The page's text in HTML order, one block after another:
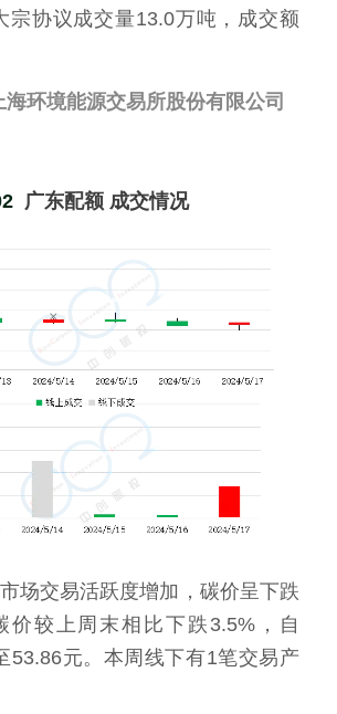
宗协议成交量13.0万吨，成交额
环境能源交易所股份有限公司
广东配额 成交情况
场交易活跃度增加，碳价呈下跌
价较上周末相比下跌3.5%，自
53.86元。本周线下有1笔交易产